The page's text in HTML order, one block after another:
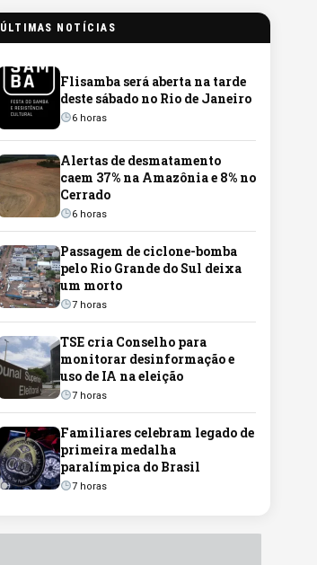
ÚLTIMAS NOTÍCIAS
Flisamba será aberta na tarde
deste sábado no Rio de Janeiro
6 horas
Alertas de desmatamento
caem 37% na Amazônia e 8% no
Cerrado
6 horas
Passagem de ciclone-bomba
pelo Rio Grande do Sul deixa
um morto
7 horas
TSE cria Conselho para
monitorar desinformação e
uso de IA na eleição
7 horas
Familiares celebram legado de
primeira medalha
paralímpica do Brasil
7 horas